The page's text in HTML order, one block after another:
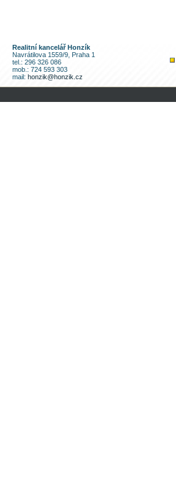
Realitní kancelář Honzík
Navrátilova 1559/9, Praha 1
tel.: 296 326 086
mob.: 724 593 303
mail: honzik@honzik.cz